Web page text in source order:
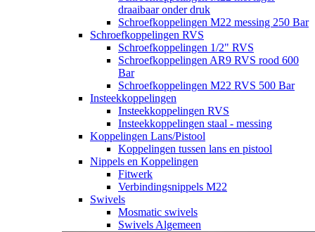
draaibaar onder druk
Schroefkoppelingen M22 messing 250 Bar
Schroefkoppelingen RVS
Schroefkoppelingen 1/2" RVS
Schroefkoppelingen AR9 RVS rood 600
Bar
Schroefkoppelingen M22 RVS 500 Bar
Insteekkoppelingen
Insteekkoppelingen RVS
Insteekkoppelingen staal - messing
Koppelingen Lans/Pistool
Koppelingen tussen lans en pistool
Nippels en Koppelingen
Fitwerk
Verbindingsnippels M22
Swivels
Mosmatic swivels
Swivels Algemeen